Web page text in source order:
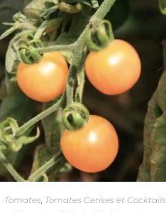
Tomates Tomates Cerises et Cocktails